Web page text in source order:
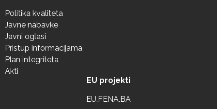
Politika kvaliteta
Javne nabavke
Javni oglasi
Pristup informacijama
Plan integriteta
Akti
EU projekti
EU.FENA.BA